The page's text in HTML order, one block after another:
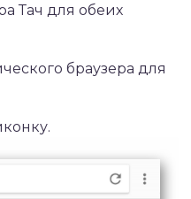
Тач для обеих
браузера для